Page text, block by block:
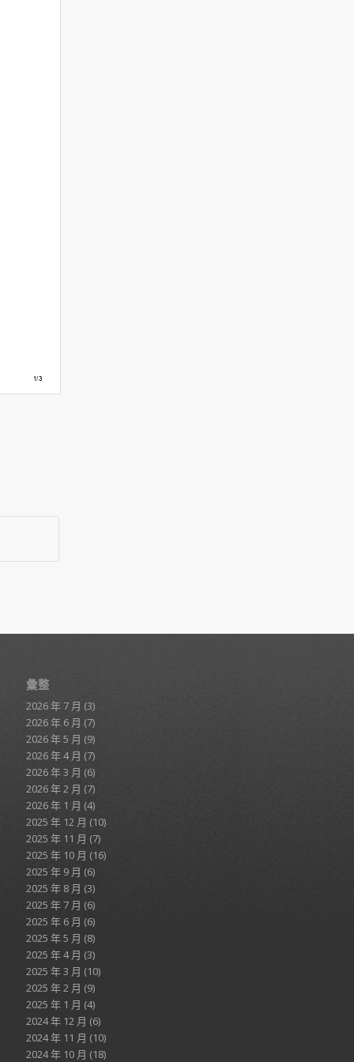
彙整
2026 年 7 月 (3)
2026 年 6 月 (7)
2026 年 5 月 (9)
2026 年 4 月 (7)
2026 年 3 月 (6)
2026 年 2 月 (7)
2026 年 1 月 (4)
2025 年 12 月 (10)
2025 年 11 月 (7)
2025 年 10 月 (16)
2025 年 9 月 (6)
2025 年 8 月 (3)
2025 年 7 月 (6)
2025 年 6 月 (6)
2025 年 5 月 (8)
2025 年 4 月 (3)
2025 年 3 月 (10)
2025 年 2 月 (9)
2025 年 1 月 (4)
2024 年 12 月 (6)
2024 年 11 月 (10)
2024 年 10 月 (18)